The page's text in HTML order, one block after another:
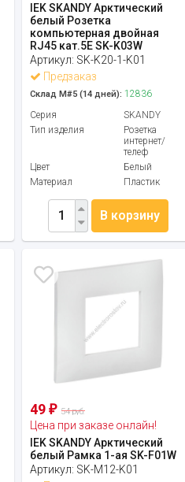
IEK SKANDY Арктический
белый Розетка
компьютерная двойная
RJ45 кат.5E SK-K03W
Артикул: SK-K20-1-K01
Предзаказ
Склад М#5 (14 дней): 12836
Серия
SKANDY
Тип изделия
Розетка
интернет/
телеф
Цвет
Белый
Материал
Пластик
В корзину
49₽ 54 руб.
Цена при заказе онлайн!
IEK SKANDY Арктический
белый Рамка 1-ая SK-F01W
Артикул: SK-M12-K01